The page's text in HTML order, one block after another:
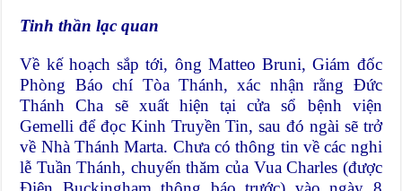
Tinh thần lạc quan
Về kế hoạch sắp tới, ông Matteo Bruni, Giám đốc
Phòng Báo chí Tòa Thánh, xác nhận rằng Đức
Thánh Cha sẽ xuất hiện tại cửa sổ bệnh viện
Gemelli để đọc Kinh Truyền Tin, sau đó ngài sẽ trở
về Nhà Thánh Marta. Chưa có thông tin về các nghi
lễ Tuần Thánh, chuyến thăm của Vua Charles (được